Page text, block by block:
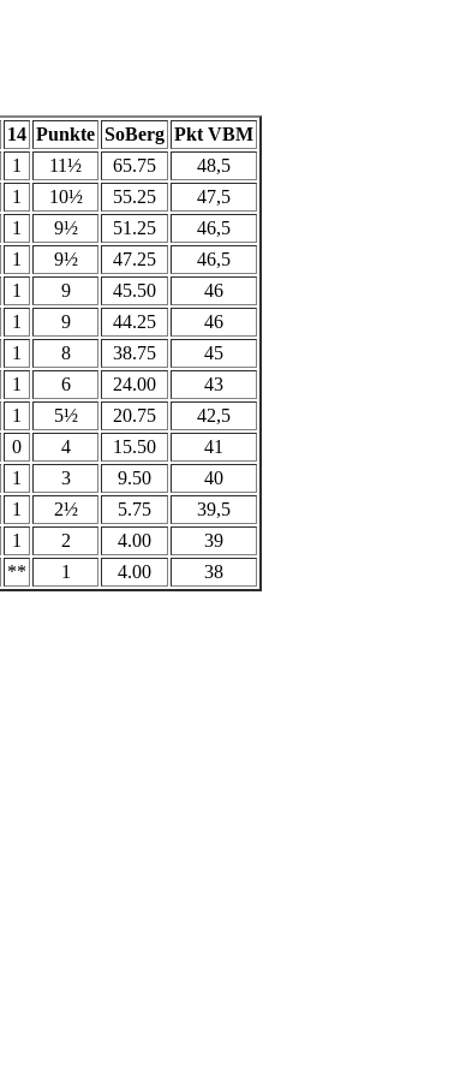
14 Punkte SoBerg Pkt VBM
1 11½ 65.75
48,5
1 10½ 55.25
47,5
1 9½ 51.25
46,5
1 9½ 47.25
46,5
1 9 45.50
46
1 9 44.25
46
1 8 38.75
45
1 6 24.00
43
1 5½ 20.75
42,5
0 4 15.50
41
1 3 9.50
40
1 2½ 5.75
39,5
1 2 4.00
39
** 1 4.00 38